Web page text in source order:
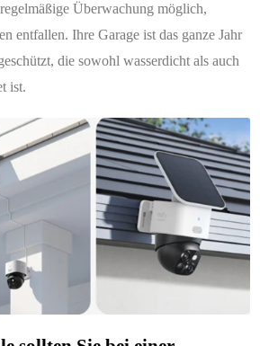
Überwachung möglich,
entfallen. Ihre Garage ist das ganze Jahr
die sowohl wasserdicht als auch
ist.